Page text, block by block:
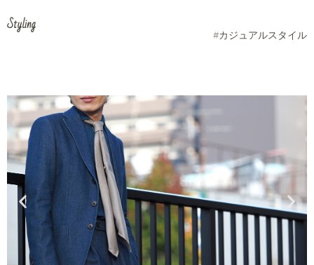
Styling #カジュアルスタイル